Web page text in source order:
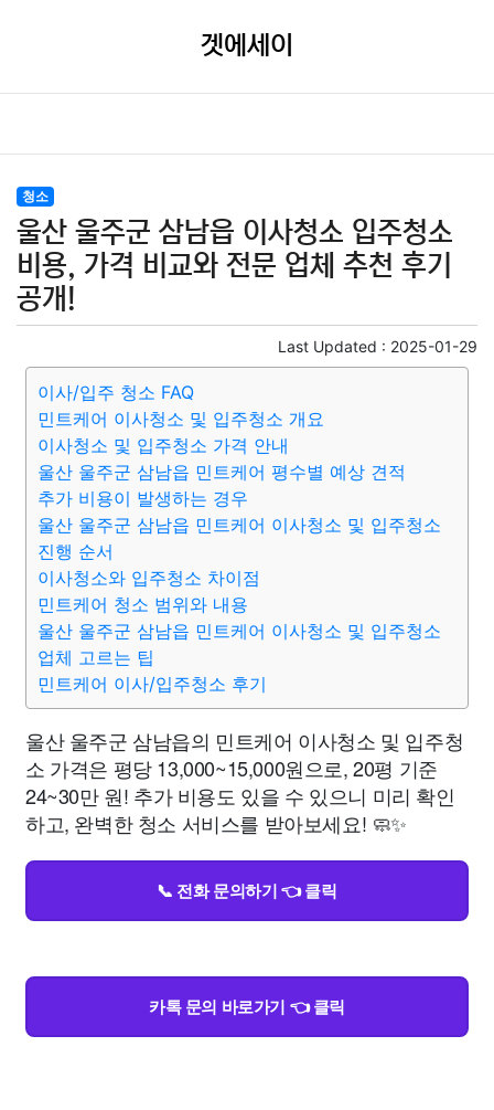
겟에세이
청소
울산 울주군 삼남읍 이사청소 입주청소
비용, 가격 비교와 전문 업체 추천 후기
공개!
Last Updated : 2025-01-29
이사/입주 청소 FAQ
민트케어 이사청소 및 입주청소 개요
이사청소 및 입주청소 가격 안내
울산 울주군 삼남읍 민트케어 평수별 예상 견적
추가 비용이 발생하는 경우
울산 울주군 삼남읍 민트케어 이사청소 및 입주청소
진행 순서
이사청소와 입주청소 차이점
민트케어 청소 범위와 내용
울산 울주군 삼남읍 민트케어 이사청소 및 입주청소
업체 고르는 팁
민트케어 이사/입주청소 후기
울산 울주군 삼남읍의 민트케어 이사청소 및 입주청
소 가격은 평당 13,000~15,000원으로, 20평 기준
24~30만 원! 추가 비용도 있을 수 있으니 미리 확인
하고, 완벽한 청소 서비스를 받아보세요! 🧼✨
📞 전화 문의하기 👈 클릭
카톡 문의 바로가기 👈 클릭